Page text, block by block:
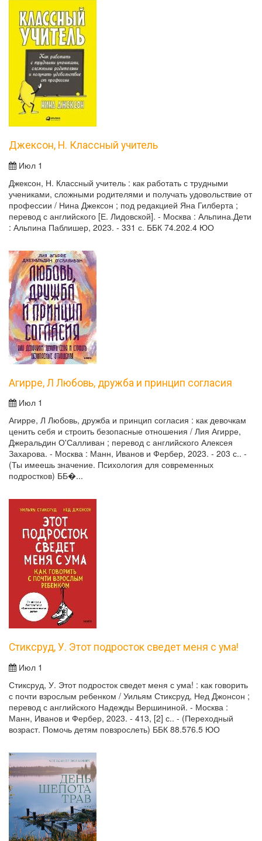
Джексон, Н. Классный учитель
Июл 1
Джексон, Н. Классный учитель : как работать с трудными
учениками, сложными родителями и получать удовольствие от
профессии / Нина Джексон ; под редакцией Яна Гилберта ;
перевод с английского [Е. Лидовской]. - Москва : Альпина.Дети
: Альпина Паблишер, 2023. - 331 с. ББК 74.202.4 ЮО
Агирре, Л Любовь, дружба и принцип согласия
Июл 1
Агирре, Л Любовь, дружба и принцип согласия : как девочкам
ценить себя и строить безопасные отношения / Лия Агирре,
Джеральдин О'Салливан ; перевод с английского Алексея
Захарова. - Москва : Манн, Иванов и Фербер, 2023. - 203 с.. -
(Ты имеешь значение. Психология для современных
подростков) ББ�...
Стиксруд, У. Этот подросток сведет меня с ума!
Июл 1
Стиксруд, У. Этот подросток сведет меня с ума! : как говорить
с почти взрослым ребенком / Уильям Стиксруд, Нед Джонсон ;
перевод с английского Надежды Вершининой. - Москва :
Манн, Иванов и Фербер, 2023. - 413, [2] с.. - (Переходный
возраст. Помочь детям повзрослеть) ББК 88.576.5 ЮО